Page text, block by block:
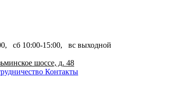
сб 10:00-15:00, вс выходной
шоссе, д. 48
Контакты